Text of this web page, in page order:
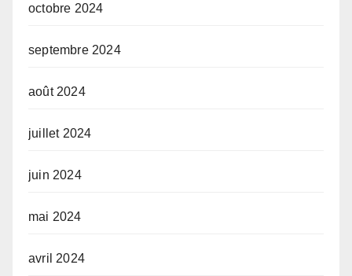
octobre 2024
septembre 2024
août 2024
juillet 2024
juin 2024
mai 2024
avril 2024